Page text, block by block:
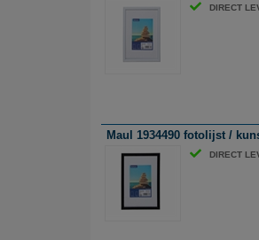
DIRECT
Maul 1934490 fotolijst /
DIRECT